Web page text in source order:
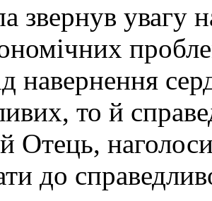
звернув увагу
навернення
то й
Отець,
до